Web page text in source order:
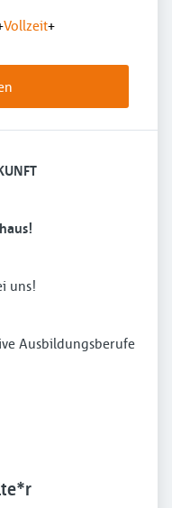
Vollzeit+
uns!
Ausbildungsberufe